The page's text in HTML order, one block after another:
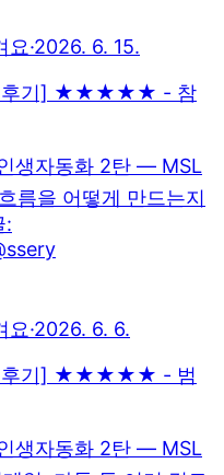
요·2026. 6. 15.
후기] ★★★★★ - 참
인생자동화 2탄 — MSL
름을 어떻게 만드는지
:
요·2026. 6. 6.
후기] ★★★★★ - 범
인생자동화 2탄 — MSL